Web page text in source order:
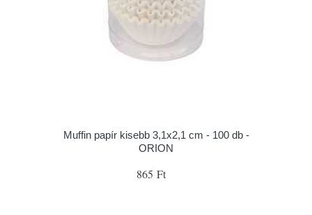
Muffin papír kisebb 3,1x2,1 cm - 100 db -
ORION
865 Ft